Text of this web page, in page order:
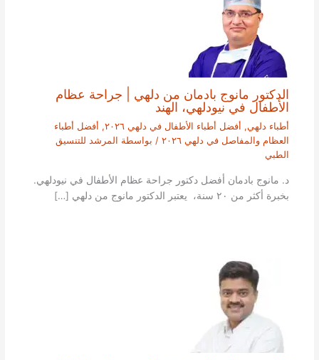
الدكتور مانوج بادمان من دلهي | جراحة عظام
الأطفال في نيودلهي، الهند
أطباء دلهي, أفضل أطباء الأطفال في دلهي ٢٠٢٦ , أفضل أطباء
العظام والمفاصل في دلهي ٢٠٢٦
/ بواسطة المرشد للتنسيق
الطبي
د. مانوج بادمان أفضل دكتور جراحة عظام الأطفال في نيودلهي.
بخبرة أكثر من ٢٠ سنة، يعتبر الدكتور مانوج من دلهي […]